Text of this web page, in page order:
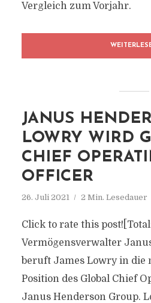
Vergleich zum Vorjahr.
JANUS
LOWRY WIRD
CHIEF
OFFICER
26. Juli 2021 2 Min. Lesedauer
Click to rate this
Vermögensverwalter
beruft James Lowry in die
Position des Global Chief
Janus Henderson Group.